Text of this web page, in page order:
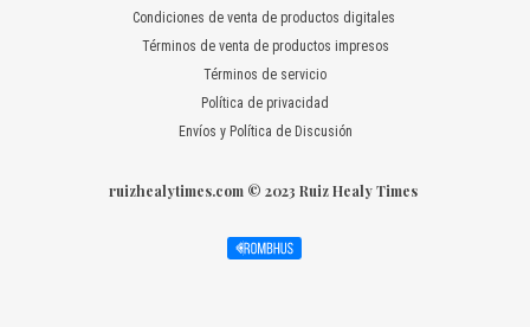
Condiciones de venta de productos digitales
Términos de venta de productos impresos
Términos de servicio
Política de privacidad
Envíos y Política de Discusión
ruizhealytimes.com © 2023 Ruiz Healy Times